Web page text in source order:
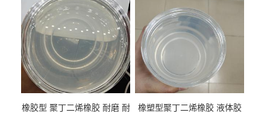
橡胶型 聚丁二烯橡胶 耐磨 耐
橡塑型聚丁二烯橡胶 液体胶